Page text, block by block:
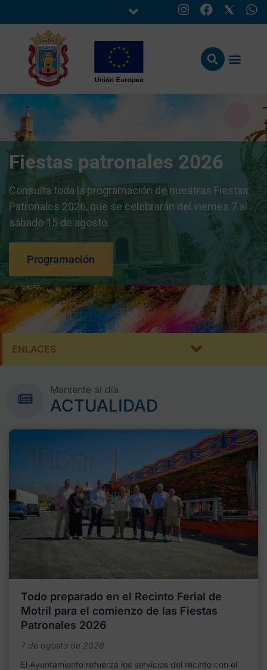
Fiestas patronales 2026
Consulta toda la programación de nuestras Fiestas
Patronales 2026, que se celebrarán del viernes 7 al
sábado 15 de agosto.
Programación
ENLACES
Mantente al día
ACTUALIDAD
Todo preparado en el Recinto Ferial de
Motril para el comienzo de las Fiestas
Patronales 2026
7 de agosto de 2026
El Ayuntamiento refuerza los servicios del recinto con el